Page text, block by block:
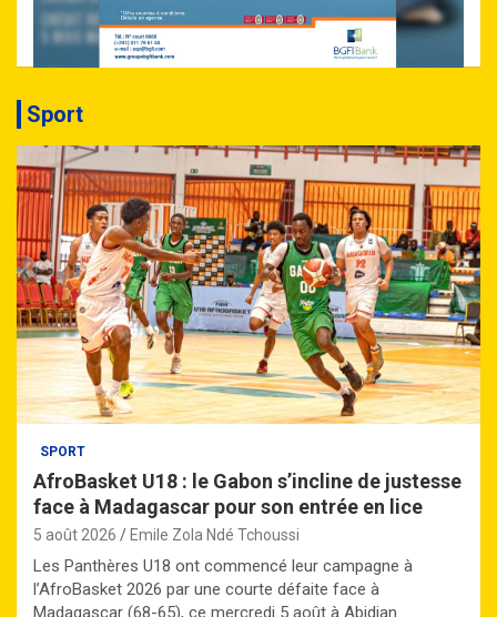
Sport
SPORT
AfroBasket U18 : le Gabon s’incline de justesse
face à Madagascar pour son entrée en lice
5 août 2026 Emile Zola Ndé Tchoussi
Les Panthères U18 ont commencé leur campagne à
l’AfroBasket 2026 par une courte défaite face à
Madagascar (68-65), ce mercredi 5 août à Abidjan.